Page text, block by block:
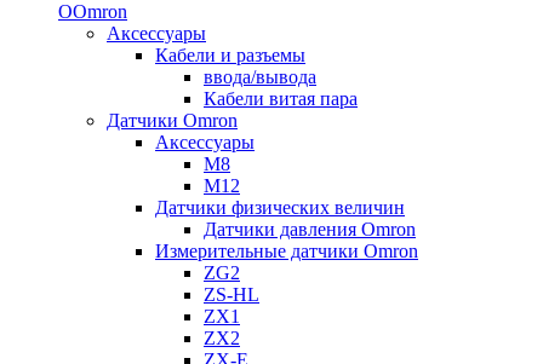
OOmron
Аксессуары
Кабели и разъемы
ввода/вывода
Кабели витая пара
Датчики Omron
Аксессуары
M8
M12
Датчики физических величин
Датчики давления Omron
Измерительные датчики Omron
ZG2
ZS-HL
ZX1
ZX2
ZX-E